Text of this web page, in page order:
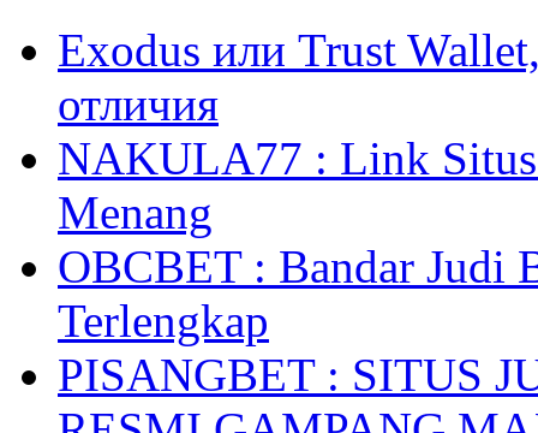
Exodus или Trust
отличия
NAKULA77 : Link Situs
Menang
OBCBET : Bandar Judi
Terlengkap
PISANGBET : SITUS